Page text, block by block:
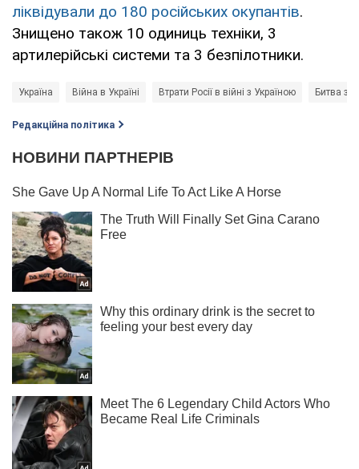
ліквідували до 180 російських окупантів.
Знищено також 10 одиниць техніки, 3
артилерійські системи та 3 безпілотники.
Україна Війна в Україні Втрати Росії в війні з Україною Битва за
Редакційна політика